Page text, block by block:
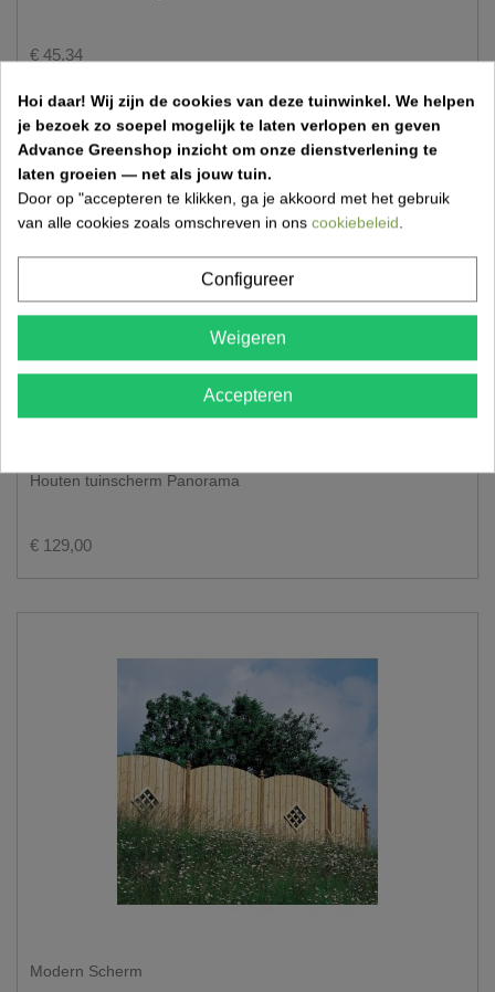
€ 45,34
Houten tuinscherm Panorama
€ 129,00
Modern Scherm
Hoi daar! Wij zijn de cookies van deze tuinwinkel. We helpen
je bezoek zo soepel mogelijk te laten verlopen en geven
Advance Greenshop inzicht om onze dienstverlening te
laten groeien — net als jouw tuin.
Door op "accepteren te klikken, ga je akkoord met het gebruik
van alle cookies zoals omschreven in ons cookiebeleid.
Configureer
Weigeren
Accepteren